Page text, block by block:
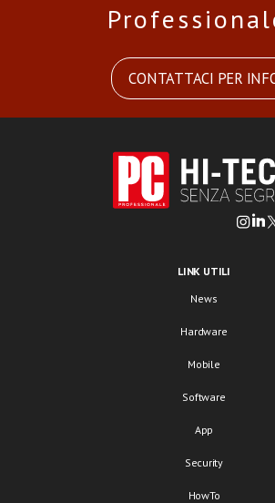
CONTATTACI PER
LINK UTILI
News
Hardware
Mobile
Software
App
Security
HowTo